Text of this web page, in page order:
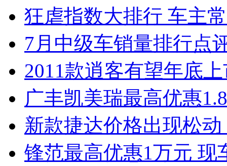
狂虐指数大排行 车主
7月中级车销量排行点
2011款逍客有望年底
广丰凯美瑞最高优惠
新款捷达价格出现松
锋范最高优惠1万元 现